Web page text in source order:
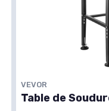
VEVOR
Table de